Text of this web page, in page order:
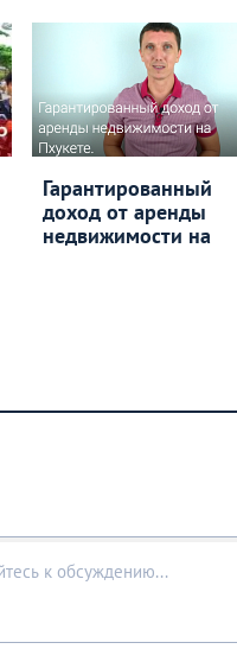
Гарантированный
доход от аренды
недвижимости на